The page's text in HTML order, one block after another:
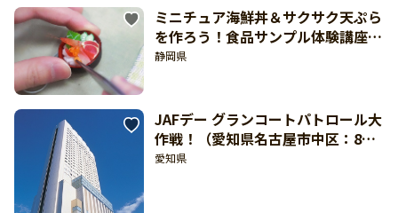
ミニチュア海鮮丼＆サクサク天ぷら
を作ろう！食品サンプル体験講座
（静岡県焼津市：8月29日開催）
静岡県
JAFデー グランコートパトロール大
作戦！（愛知県名古屋市中区：8月
24日開催）【東海北陸 どきどき】
愛知県